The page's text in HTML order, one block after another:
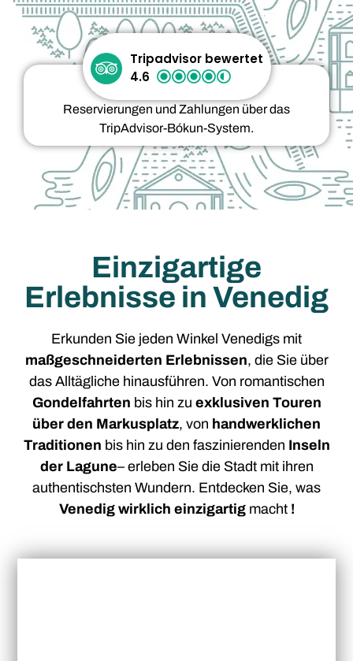
Tripadvisor bewertet
4.6
Reservierungen und Zahlungen über das
TripAdvisor-Bókun-System.
Einzigartige
Erlebnisse in Venedig
Erkunden Sie jeden Winkel Venedigs mit
maßgeschneiderten Erlebnissen, die Sie über
das Alltägliche hinausführen. Von romantischen
Gondelfahrten bis hin zu exklusiven Touren
über den Markusplatz, von handwerklichen
Traditionen bis hin zu den faszinierenden Inseln
der Lagune– erleben Sie die Stadt mit ihren
authentischsten Wundern. Entdecken Sie, was
Venedig wirklich einzigartigmacht !